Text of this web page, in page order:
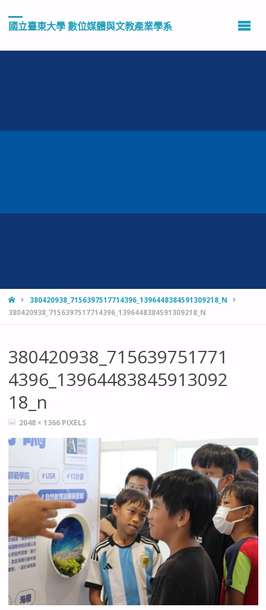
國立臺東大學 數位媒體與文教產業學系
HOME380420938_7156397517714396_1396448384591309218_N
380420938_7156397517714396_1396448384591309218_N
380420938_715639751771
4396_13964483845913092
18_n
FULL2048 × 1366 PIXELS